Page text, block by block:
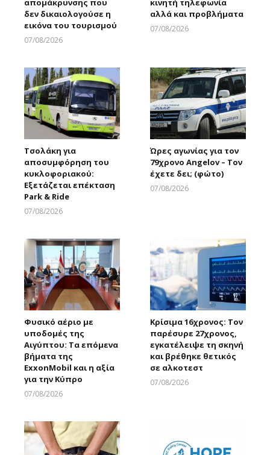
απομάκρυνσης που
δεν δικαιολογούσε η
εικόνα του τουρισμού
07/08/2026
κινητή τηλεφωνία
αλλά και προβλήματα
07/08/2026
Τσολάκη για
αποσυμφόρηση του
κυκλοφοριακού:
Εξετάζεται επέκταση
Park & Ride
07/08/2026
Ώρες αγωνίας για τον
79χρονο Angelov – Τον
έχετε δει; (φώτο)
07/08/2026
Φυσικό αέριο με
υποδομές της
Αιγύπτου: Τα επόμενα
βήματα της
ExxonMobil και η αξία
για την Κύπρο
07/08/2026
Κρίσιμα 16χρονος: Τον
παρέσυρε 27χρονος,
εγκατέλειψε τη σκηνή
και βρέθηκε θετικός
σε αλκοτεστ
07/08/2026